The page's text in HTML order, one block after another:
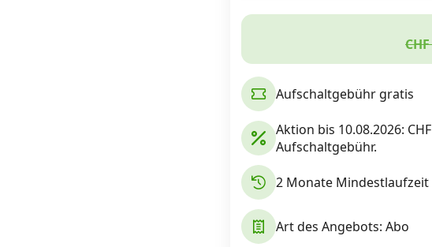
Aufschaltgebühr gratis
Aktion bis 10.08.2026:
Aufschaltgebühr.
2 Monate Mindestlaufzeit
Art des Angebots: Abo